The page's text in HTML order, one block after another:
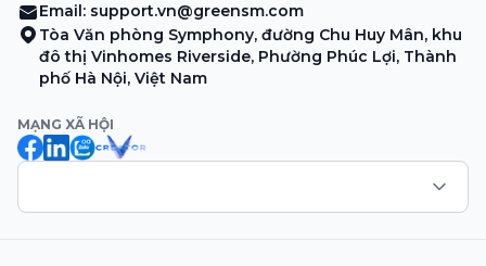
Email: support.vn@greensm.com
Tòa Văn phòng Symphony, đường Chu Huy Mân, khu
đô thị Vinhomes Riverside, Phường Phúc Lợi, Thành
phố Hà Nội, Việt Nam
MẠNG XÃ HỘI